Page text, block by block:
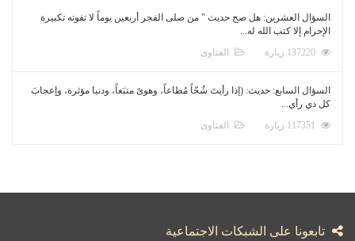
السؤال العشرين: هل صح حديث " من صلى الفجر أربعين يوماً لا تفوته تكبيرة
الإحرام إلا كتب الله له...
الفتاوى
السؤال السابع: حديث: (إذا رأيتَ شُحّاً مُطاعاً، وهوىً متبَعاً، ودنيا مؤثرة، وإعجابَ
كل ذي رأي...
الفتاوى
تابعونا على الشبكات الاجتماعية